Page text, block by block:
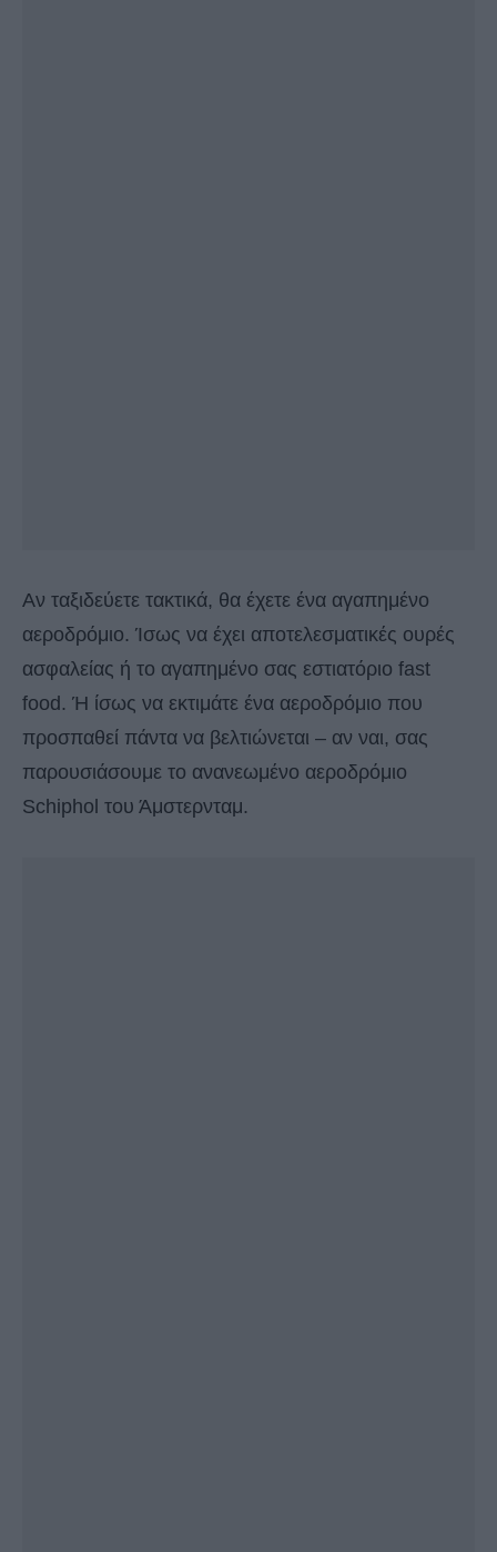
Αν ταξιδεύετε τακτικά, θα έχετε ένα αγαπημένο
αεροδρόμιο. Ίσως να έχει αποτελεσματικές ουρές
ασφαλείας ή το αγαπημένο σας εστιατόριο fast
food. Ή ίσως να εκτιμάτε ένα αεροδρόμιο που
προσπαθεί πάντα να βελτιώνεται – αν ναι, σας
παρουσιάσουμε το ανανεωμένο αεροδρόμιο
Schiphol του Άμστερνταμ.